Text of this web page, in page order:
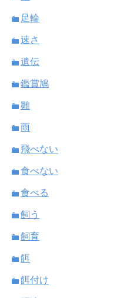
足輪
速さ
遺伝
鑑賞鳩
雛
雨
飛べない
食べない
食べる
飼う
飼育
餌
餌付け